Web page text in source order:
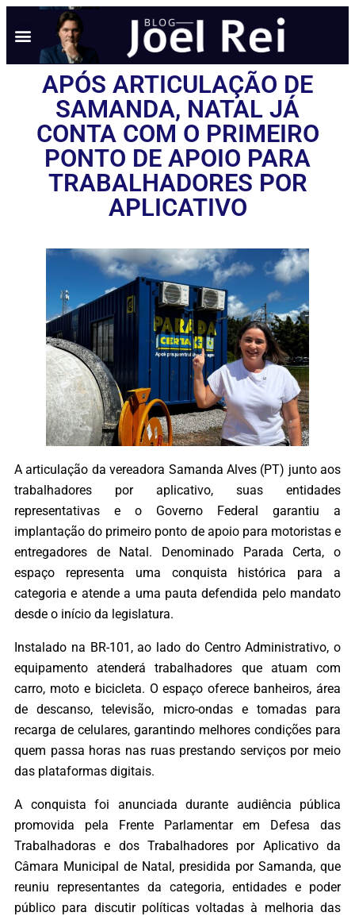
APÓS ARTICULAÇÃO DE
SAMANDA, NATAL JÁ
CONTA COM O PRIMEIRO
PONTO DE APOIO PARA
TRABALHADORES POR
APLICATIVO
A articulação da vereadora Samanda Alves (PT) junto aos
trabalhadores por aplicativo, suas entidades
representativas e o Governo Federal garantiu a
implantação do primeiro ponto de apoio para motoristas e
entregadores de Natal. Denominado Parada Certa, o
espaço representa uma conquista histórica para a
categoria e atende a uma pauta defendida pelo mandato
desde o início da legislatura.
Instalado na BR-101, ao lado do Centro Administrativo, o
equipamento atenderá trabalhadores que atuam com
carro, moto e bicicleta. O espaço oferece banheiros, área
de descanso, televisão, micro-ondas e tomadas para
recarga de celulares, garantindo melhores condições para
quem passa horas nas ruas prestando serviços por meio
das plataformas digitais.
A conquista foi anunciada durante audiência pública
promovida pela Frente Parlamentar em Defesa das
Trabalhadoras e dos Trabalhadores por Aplicativo da
Câmara Municipal de Natal, presidida por Samanda, que
reuniu representantes da categoria, entidades e poder
público para discutir políticas voltadas à melhoria das